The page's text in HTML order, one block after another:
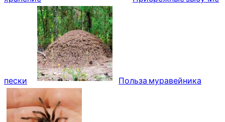
пески Польза муравейника